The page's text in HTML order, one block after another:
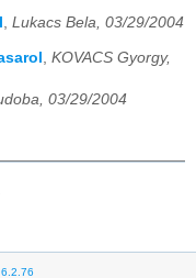
Lukacs Bela, 03/29/2004
, KOVACS Gyorgy,
03/29/2004